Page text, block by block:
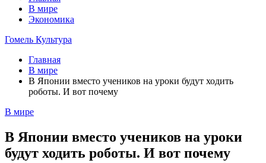
В мире
Экономика
Гомель Культура
Главная
В мире
В Японии вместо учеников на уроки будут ходить
роботы. И вот почему
В мире
В Японии вместо учеников на уроки
будут ходить роботы. И вот почему